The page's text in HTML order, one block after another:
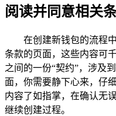
阅读并同意相关
在创建新钱包的流程
条款的页面，这些内容可
之间的一份“契约”，涉及
面，你需要静下心来，仔
内容了如指掌，在确认无
继续创建过程。